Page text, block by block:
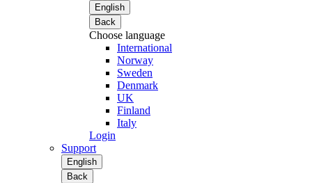
English
Back
Choose language
International
Norway
Sweden
Denmark
UK
Finland
Italy
Login
Support
English
Back